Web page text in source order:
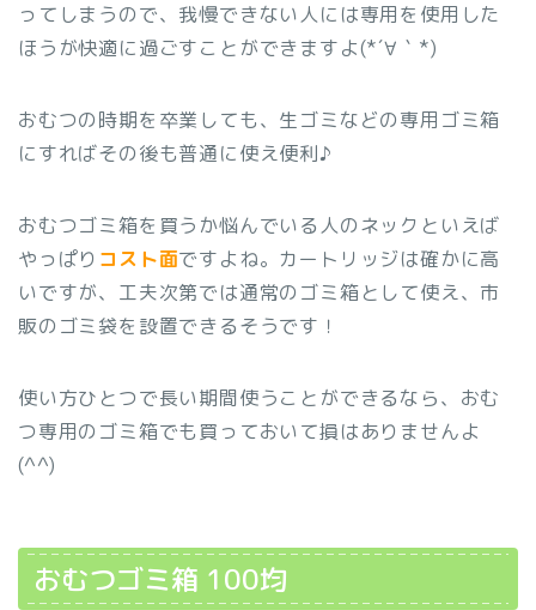
ってしまうので、我慢できない人には専用を使用した
ほうが快適に過ごすことができますよ(*´∀｀*)
おむつの時期を卒業しても、生ゴミなどの専用ゴミ箱
にすればその後も普通に使え便利♪
おむつゴミ箱を買うか悩んでいる人のネックといえば
やっぱり コスト面ですよね。カートリッジは確かに高
いですが、工夫次第では通常のゴミ箱として使え、市
販のゴミ袋を設置できるそうです！
使い方ひとつで長い期間使うことができるなら、おむ
つ専用のゴミ箱でも買っておいて損はありませんよ
(^^)
おむつゴミ箱 100均